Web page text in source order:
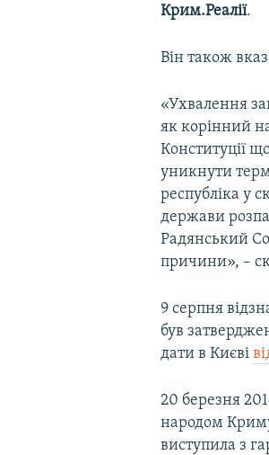
Крим.Реалії.
Він також
«Ухвалення
як корінний
Конституції
уникнути
республіка у
держави
Радянський
причини», –
9 серпня
був
дати в Києві
20 березня
народом
виступила з